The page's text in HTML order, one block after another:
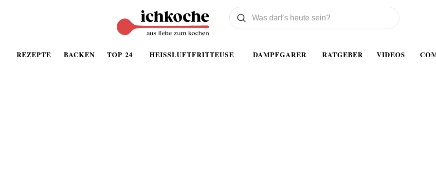
REZEPTE BACKEN TOP 24 HEISSLUFTFRITTEUSE DAMPFGARER RATGEBER VIDEOS
Was wollen Sie suchen
Suchen